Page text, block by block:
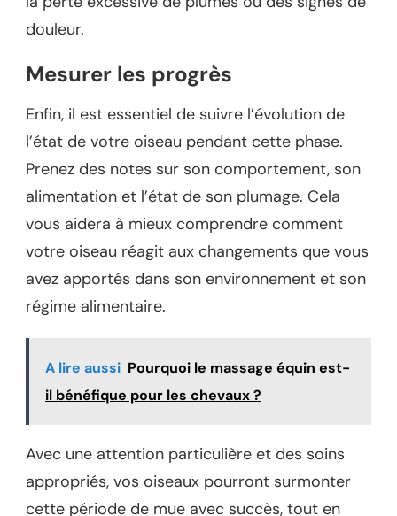
douleur.
Mesurer les progrès
Enfin, il est essentiel de suivre l’évolution de
l’état de votre oiseau pendant cette phase.
Prenez des notes sur son comportement, son
alimentation et l’état de son plumage. Cela
vous aidera à mieux comprendre comment
votre oiseau réagit aux changements que vous
avez apportés dans son environnement et son
régime alimentaire.
A lire aussi Pourquoi le massage équin est-
il bénéfique pour les chevaux ?
Avec une attention particulière et des soins
appropriés, vos oiseaux pourront surmonter
cette période de mue avec succès, tout en